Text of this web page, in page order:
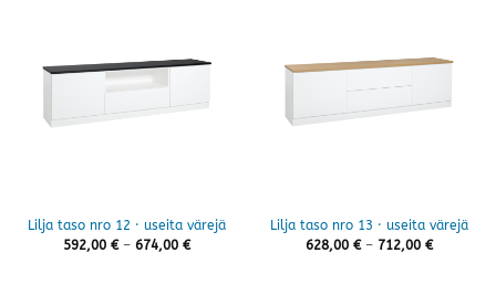
Lilja taso nro 12 · useita värejä
592,00 € – 674,00 €Hintaluokka:
Lilja taso nro 13 · useita värejä
628,00 € – 712,00 €